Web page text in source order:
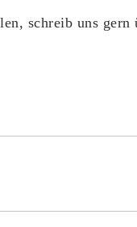
schreib uns gern